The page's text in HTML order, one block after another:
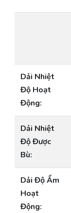
Dải Nhiệt
Độ Hoạt
Động:
Dải Nhiệt
Độ Được
Bù:
Dải Độ Ẩm
Hoạt
Động: